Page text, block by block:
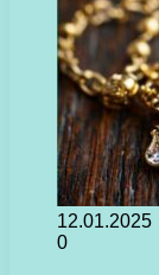
12.01.2025
0